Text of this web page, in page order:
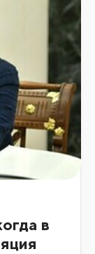
в